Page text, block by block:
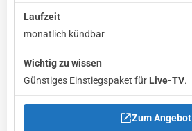
monatlich kündbar
Günstiges Einstiegspaket für Live-TV.
Zum Angebot